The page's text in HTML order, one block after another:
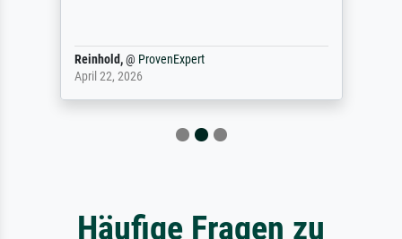
Reinhold,@ ProvenExpert
April 22, 2026
Häufige Fragen zu